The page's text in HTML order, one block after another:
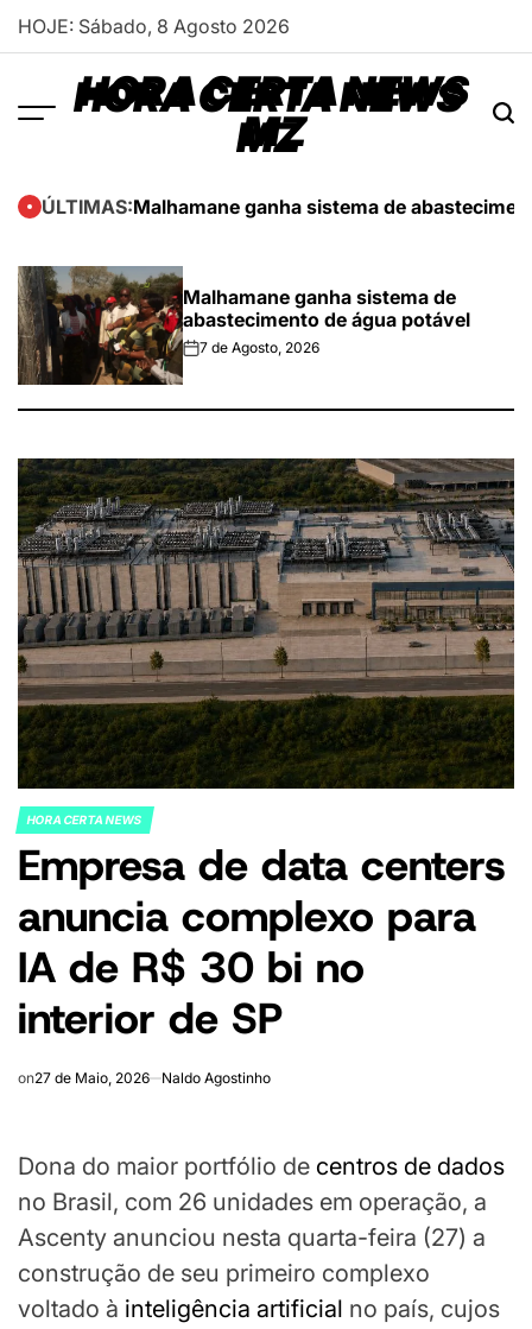
Skip
HOJE: Sábado, 8 Agosto 2026
HORA CERTA NEWS
MZ
ÚLTIMAS:Malhamane ganha sistema de
Malhamane ganha sistema de
abastecimento de água potável
on7 de Agosto, 2026
POSTED
IN
HORA CERTA NEWS
Empresa de data centers
anuncia complexo para
IA de R$ 30 bi no
interior de SP
on27 de Maio, 2026 Naldo Agostinho
Dona do maior portfólio de centros de dados
no Brasil, com 26 unidades em operação, a
Ascenty anunciou nesta quarta-feira (27) a
construção de seu primeiro complexo
voltado à inteligência artificial no país, cujos